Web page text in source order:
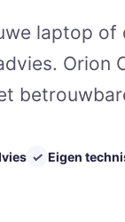
laptop
Orion
✓ Eigen